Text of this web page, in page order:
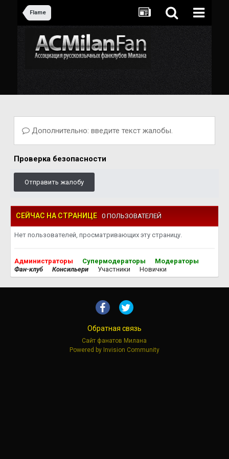
Flame
Дополнительно: введите текст жалобы.
Проверка безопасности
Отправить жалобу
СЕЙЧАС НА СТРАНИЦЕ 0 ПОЛЬЗОВАТЕЛЕЙ
Нет пользователей, просматривающих эту страницу.
Администраторы Супермодераторы
Модераторы
Фан-клуб
Консильери Участники Новички
Обратная связь
Сайт фанатов Милана
Powered by Invision Community